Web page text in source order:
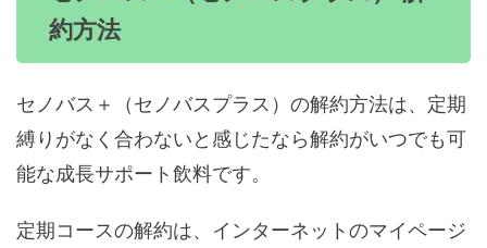
約方法
セノバス＋（セノバスプラス）の解約方法は、定期
縛りがなく合わないと感じたなら解約がいつでも可
能な成長サポート飲料です。
定期コースの解約は、インターネットのマイページ